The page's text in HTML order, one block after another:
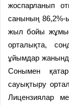
жоспарланып
санының
жыл бойы жұмыс
орталықта,
ұйымдар
Сонымен
сауықтыру
Лицензиялар